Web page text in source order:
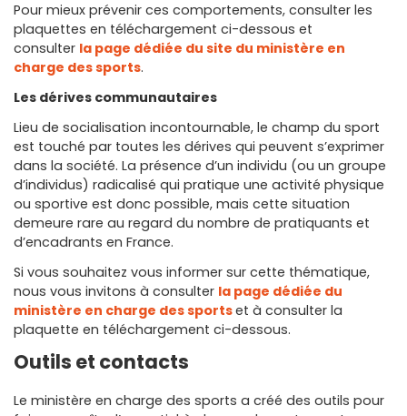
Pour mieux prévenir ces comportements, consulter les
plaquettes en téléchargement ci-dessous et
consulter la page dédiée du site du ministère en
charge des sports.
Les dérives communautaires
Lieu de socialisation incontournable, le champ du sport
est touché par toutes les dérives qui peuvent s’exprimer
dans la société. La présence d’un individu (ou un groupe
d’individus) radicalisé qui pratique une activité physique
ou sportive est donc possible, mais cette situation
demeure rare au regard du nombre de pratiquants et
d’encadrants en France.
Si vous souhaitez vous informer sur cette thématique,
nous vous invitons à consulter la page dédiée du
ministère en charge des sportset à consulter la
plaquette en téléchargement ci-dessous.
Outils et contacts
Le ministère en charge des sports a créé des outils pour